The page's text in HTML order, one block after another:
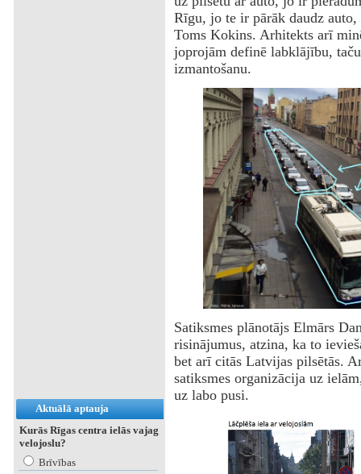
Aktuālā aptauja
Kurās Rīgas centra ielās vajag
velojoslu?
Brīvības
Rīgu, jo te ir pārāk daudz
Toms Kokins. Arhitekts arī
joprojām definē labklājību,
izmantošanu.
Satiksmes plānotājs Elmārs
risinājumus, atzina, ka to
bet arī citās Latvijas pilsētās.
satiksmes organizācija uz
uz labo pusi.